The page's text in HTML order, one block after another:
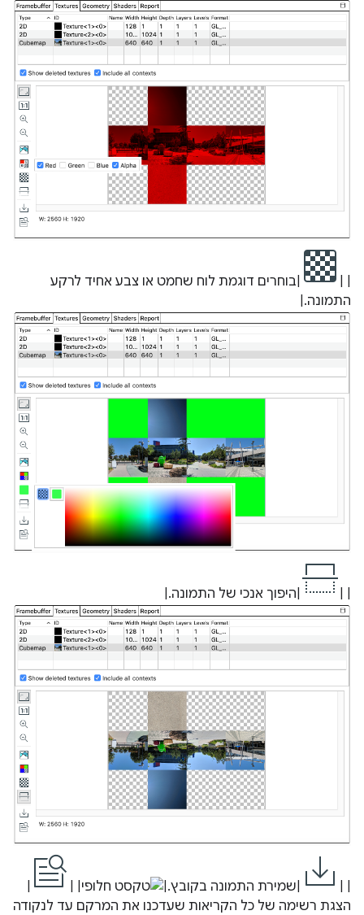
|בוחרים דוגמת לוח שחמט או צבע אחיד לרקע
התמונה.|
|היפוך אנכי של התמונה.|
|שמירת התמונה בקובץ.|
הצגת רשימה של כל הקריאות שעדכנו את המרקם עד לנקודה